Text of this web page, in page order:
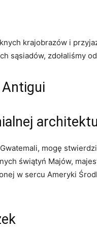
krajobrazów i
sąsiadów, zdołaliśmy
mogę
świątyń Majów,
w sercu Ameryki